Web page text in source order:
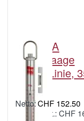
PESOLA
Federwaage
Macro-Linie,
CHF 152.50
inkl. MWSt.: CHF